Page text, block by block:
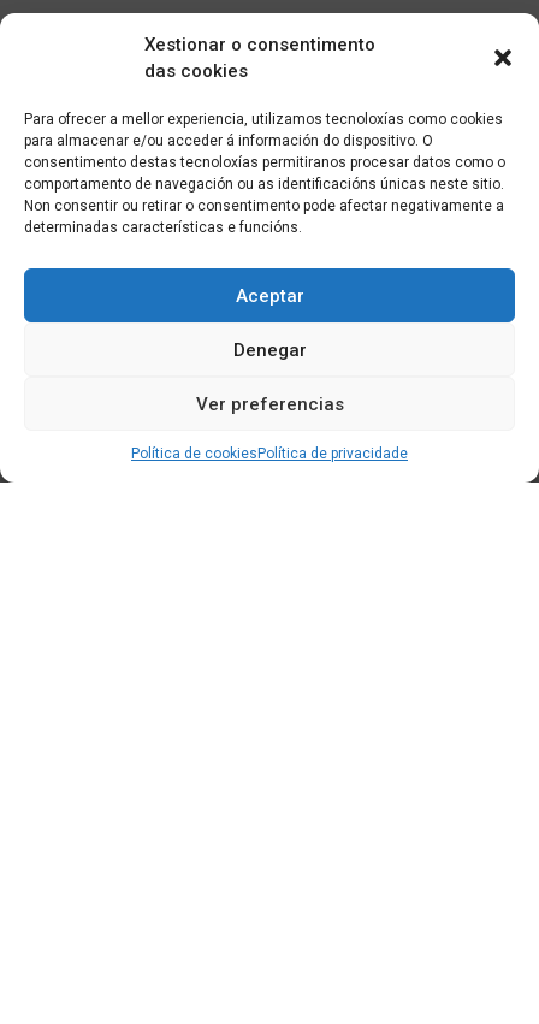
Xestionar o consentimento
das cookies
Para ofrecer a mellor experiencia, utilizamos tecnoloxías como cookies
para almacenar e/ou acceder á información do dispositivo. O
consentimento destas tecnoloxías permitiranos procesar datos como o
comportamento de navegación ou as identificacións únicas neste sitio.
Non consentir ou retirar o consentimento pode afectar negativamente a
determinadas características e funcións.
Aceptar
Denegar
Ver preferencias
Política de cookies Política de privacidade